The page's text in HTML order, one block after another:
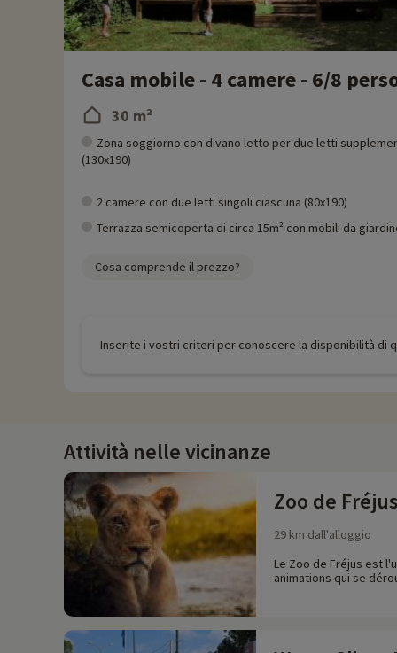
Casa mobile - 4 camere - 6/8
30 m²
Zona soggiorno con divano letto per due letti
(130x190)
2 camere con due letti singoli ciascuna (80x190)
Terrazza semicoperta di circa 15m² con mobili da
Cosa comprende il prezzo?
Inserite i vostri criteri per conoscere la disponibilità di
Attività nelle vicinanze
Zoo de Fréjus
29 km dall'alloggio
Le Zoo de Fréjus est
animations qui se